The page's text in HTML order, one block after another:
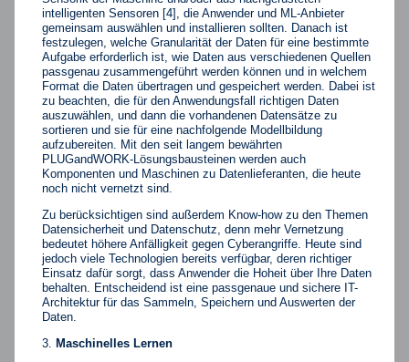
intelligenten Sensoren [4], die Anwender und ML-Anbieter
gemeinsam auswählen und installieren sollten. Danach ist
festzulegen, welche Granularität der Daten für eine bestimmte
Aufgabe erforderlich ist, wie Daten aus verschiedenen Quellen
passgenau zusammengeführt werden können und in welchem
Format die Daten übertragen und gespeichert werden. Dabei ist
zu beachten, die für den Anwendungsfall richtigen Daten
auszuwählen, und dann die vorhandenen Datensätze zu
sortieren und sie für eine nachfolgende Modellbildung
aufzubereiten. Mit den seit langem bewährten
PLUGandWORK-Lösungsbausteinen werden auch
Komponenten und Maschinen zu Datenlieferanten, die heute
noch nicht vernetzt sind.
Zu berücksichtigen sind außerdem Know-how zu den Themen
Datensicherheit und Datenschutz, denn mehr Vernetzung
bedeutet höhere Anfälligkeit gegen Cyberangriffe. Heute sind
jedoch viele Technologien bereits verfügbar, deren richtiger
Einsatz dafür sorgt, dass Anwender die Hoheit über Ihre Daten
behalten. Entscheidend ist eine passgenaue und sichere IT-
Architektur für das Sammeln, Speichern und Auswerten der
Daten.
Maschinelles Lernen